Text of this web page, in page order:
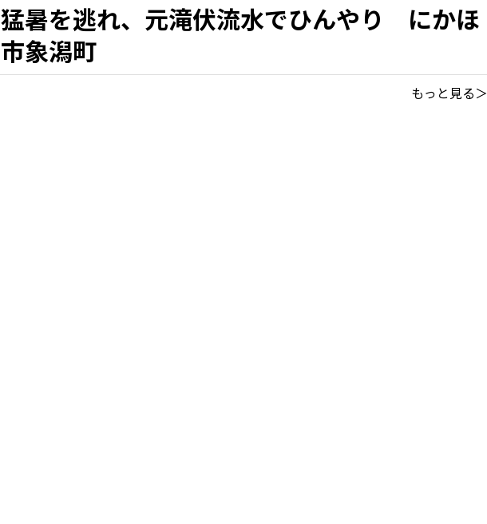
猛暑を逃れ、元滝伏流水でひんやり にかほ
市象潟町
もっと見る＞